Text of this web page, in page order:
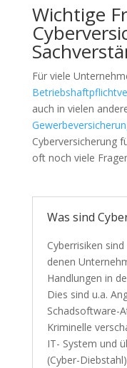
Wichtige
Für viele
auch in vielen
Cyberversicherung
oft noch viele
Was sind
Cyberrisiken
denen
Handlungen in
Dies sind u.a.
Schadsoftware-
Kriminelle
IT- System und
(Cyber-